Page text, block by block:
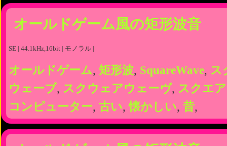
オールドゲーム風の矩形波音
SE | 44.1kHz,16bit | モノラル |
オールドゲーム, 矩形波, SquareWave, ス
ウェーブ, スクウェアウェーヴ, スクエ
コンピューター, 古い,懐かしい, 昔,